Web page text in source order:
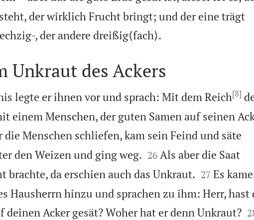
der wirklich Frucht bringt; und der eine trägt
, der andere dreißig⟨fach⟩.
Unkraut des Ackers
legte er ihnen vor und sprach: Mit dem Reich[8]
einem Menschen, der guten Samen auf seinen
die Menschen schliefen, kam sein Feind und säte
den Weizen und ging weg.
26 Als aber die Saat
brachte, da erschien auch das Unkraut.
27 Es
Hausherrn hinzu und sprachen zu ihm: Herr, hast
Acker gesät? Woher hat er denn Unkraut?